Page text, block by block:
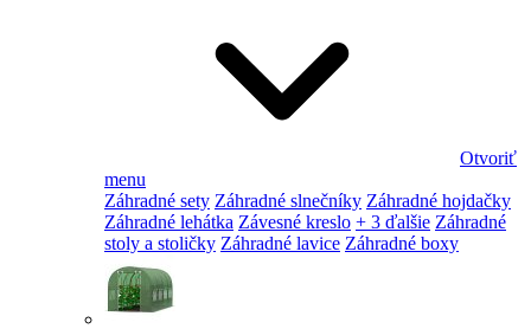
Otvoriť
menu
Záhradné sety Záhradné slnečníky Záhradné hojdačky
Záhradné lehátka Závesné kreslo + 3 ďalšie Záhradné
stoly a stoličky Záhradné lavice Záhradné boxy